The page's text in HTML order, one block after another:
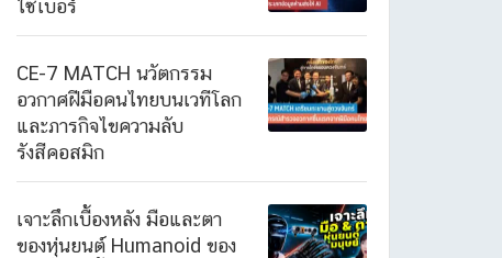
ไซเบอร์
CE-7 MATCH นวัตกรรม
อวกาศฝีมือคนไทยบนเวทีโลก
และภารกิจไขความลับ
รังสีคอสมิก
เจาะลึกเบื้องหลัง มือและตา
ของหุ่นยนต์ Humanoid ของ